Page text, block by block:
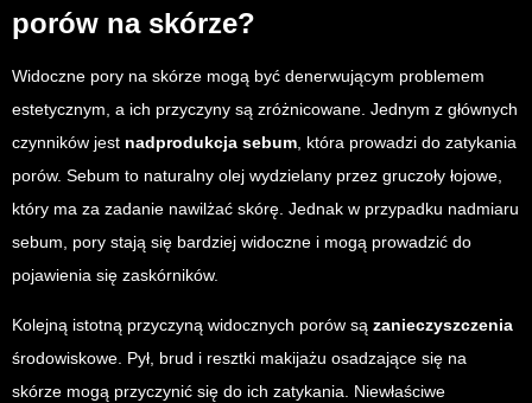
porów na skórze?
Widoczne pory na skórze mogą być denerwującym problemem
estetycznym, a ich przyczyny są zróżnicowane. Jednym z głównych
czynników jest nadprodukcja sebum , która prowadzi do zatykania
porów. Sebum to naturalny olej wydzielany przez gruczoły łojowe,
który ma za zadanie nawilżać skórę. Jednak w przypadku nadmiaru
sebum, pory stają się bardziej widoczne i mogą prowadzić do
pojawienia się zaskórników.
Kolejną istotną przyczyną widocznych porów są zanieczyszczenia
środowiskowe. Pył, brud i resztki makijażu osadzające się na
skórze mogą przyczynić się do ich zatykania. Niewłaściwe